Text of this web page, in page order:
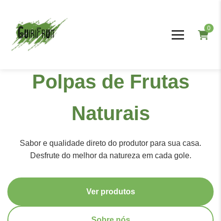
0
Polpas de Frutas
Naturais
Sabor e qualidade direto do produtor para sua casa.
Desfrute do melhor da natureza em cada gole.
Ver produtos